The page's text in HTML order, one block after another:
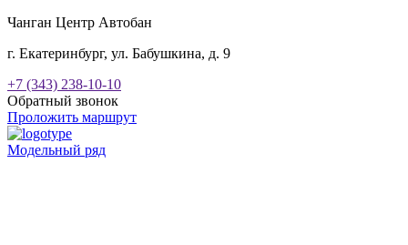
Чанган Центр Автобан
г. Екатеринбург, ул. Бабушкина, д. 9
+7 (343) 238-10-10
Обратный звонок
Проложить маршрут
Модельный ряд